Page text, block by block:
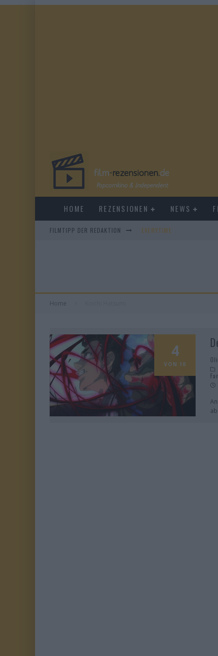
HOME REZENSIONEN NEWS
FILMTIPP DER REDAKTION EVERYTIME
Home
4
VON 10